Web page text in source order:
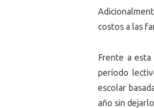
costos a las
Frente a
período
escolar
año sin